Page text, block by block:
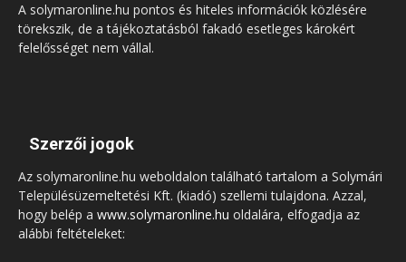
A solymaronline.hu pontos és hiteles információk közlésére
törekszik, de a tájékoztatásból fakadó esetleges károkért
felelősséget nem vállal.
Szerzői jogok
Az solymaronline.hu weboldalon található tartalom a Solymári
Településüzemeltetési Kft. (kiadó) szellemi tulajdona. Azzal,
hogy belép a www.solymaronline.hu oldalára, elfogadja az
alábbi feltételeket: